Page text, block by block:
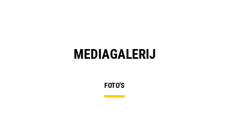
MEDIAGALERIJ
FOTO'S